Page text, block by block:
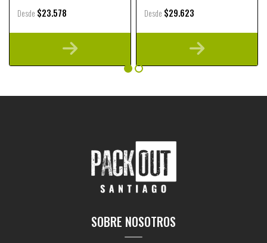
Desde $23.578 Desde $29.623
SOBRE NOSOTROS